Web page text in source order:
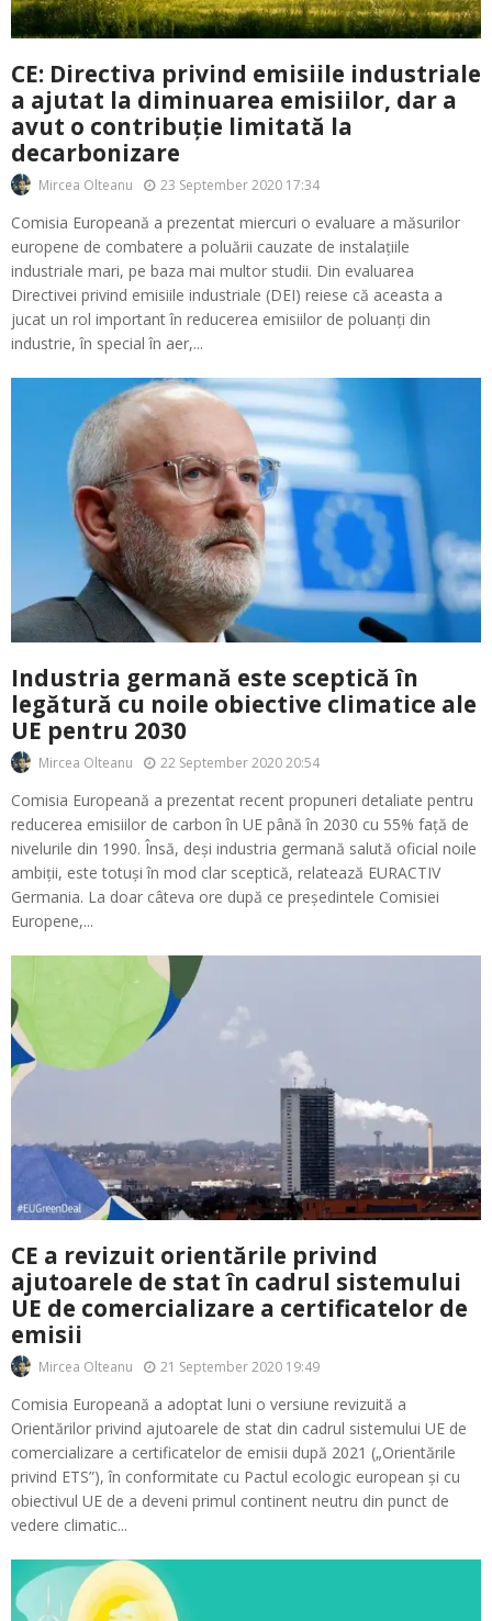
CE: Directiva privind emisiile industriale
a ajutat la diminuarea emisiilor, dar a
avut o contribuție limitată la
decarbonizare
Mircea Olteanu 23 September 2020 17:34
Comisia Europeană a prezentat miercuri o evaluare a măsurilor
europene de combatere a poluării cauzate de instalațiile
industriale mari, pe baza mai multor studii. Din evaluarea
Directivei privind emisiile industriale (DEI) reiese că aceasta a
jucat un rol important în reducerea emisiilor de poluanți din
industrie, în special în aer,...
Industria germană este sceptică în
legătură cu noile obiective climatice ale
UE pentru 2030
Mircea Olteanu 22 September 2020 20:54
Comisia Europeană a prezentat recent propuneri detaliate pentru
reducerea emisiilor de carbon în UE până în 2030 cu 55% față de
nivelurile din 1990. Însă, deși industria germană salută oficial noile
ambiții, este totuși în mod clar sceptică, relatează EURACTIV
Germania. La doar câteva ore după ce președintele Comisiei
Europene,...
CE a revizuit orientările privind
ajutoarele de stat în cadrul sistemului
UE de comercializare a certificatelor de
emisii
Mircea Olteanu 21 September 2020 19:49
Comisia Europeană a adoptat luni o versiune revizuită a
Orientărilor privind ajutoarele de stat din cadrul sistemului UE de
comercializare a certificatelor de emisii după 2021 („Orientările
privind ETS”), în conformitate cu Pactul ecologic european și cu
obiectivul UE de a deveni primul continent neutru din punct de
vedere climatic...